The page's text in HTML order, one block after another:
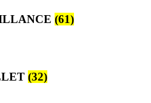
(61)
(32)